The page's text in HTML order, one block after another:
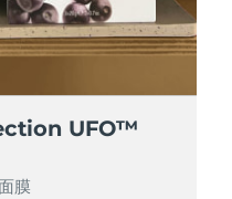
UFO™
膜
UFO™
膜
UFO™
膜
UFO™
膜
UFO™
膜